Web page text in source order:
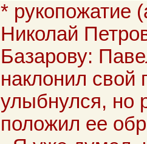
* рукопожатие
Николай
Базарову:
наклонил свой
улыбнулся, но
положил ее